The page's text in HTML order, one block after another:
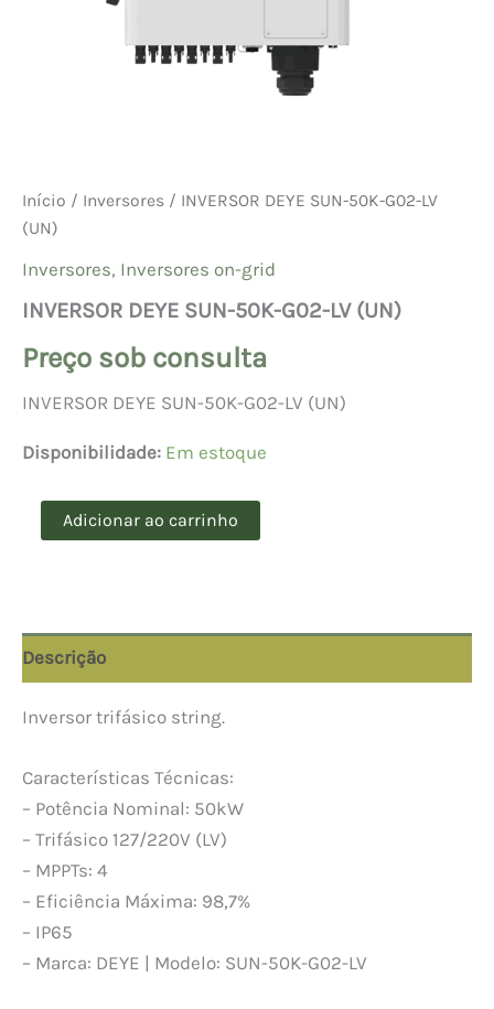
Início / Inversores / INVERSOR DEYE SUN-50K-G02-LV
(UN)
Inversores, Inversores on-grid
INVERSOR DEYE SUN-50K-G02-LV (UN)
Preço sob consulta
INVERSOR DEYE SUN-50K-G02-LV (UN)
Disponibilidade: Em estoque
INVERSOR
(UN)
quantidade
Adicionar ao carrinho
Descrição
Inversor trifásico string.
Características Técnicas:
– Potência Nominal: 50kW
– Trifásico 127/220V (LV)
– MPPTs: 4
– Eficiência Máxima: 98,7%
– IP65
– Marca: DEYE | Modelo: SUN-50K-G02-LV